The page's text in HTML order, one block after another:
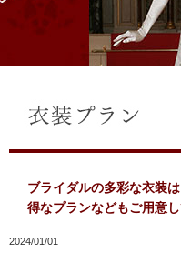
ブライダルの多彩な衣装
得なプランなどもご用意
2024/01/01